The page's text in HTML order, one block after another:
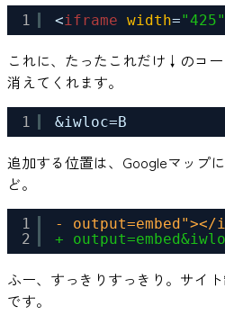
1 <iframe width="425"
これに、たったこれだけ↓のコ
消えてくれます。
1 &iwloc=B
追加する位置は、Googleマップ
ど。
1
2
-
+
ふー、すっきりすっきり。サイ
です。